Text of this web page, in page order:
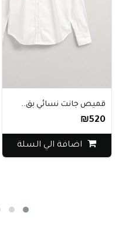
قميص جانت نسائي بق..
₪520
اضافة الي السلة